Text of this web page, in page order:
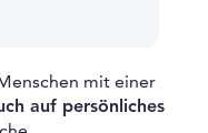
mit einer
auf persönliches